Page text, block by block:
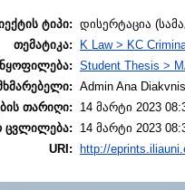
ტიპი: დისერტაცია
თემატიკა:
K Law > KC
Student Thesis >
Admin Ana
თარიღი:
14 მარტი 2023
14 მარტი 2023
URI:
http://